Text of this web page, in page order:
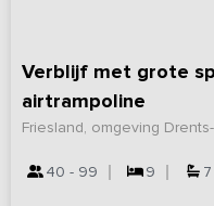
Verblijf met grote
airtrampoline
Friesland, omgeving
40 - 99 9 7